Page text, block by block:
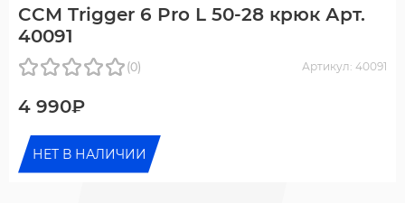
CCM Trigger 6 Pro L 50-28 крюк Арт.
40091
(0) Артикул: 40091
4 990₽
НЕТ В НАЛИЧИИ